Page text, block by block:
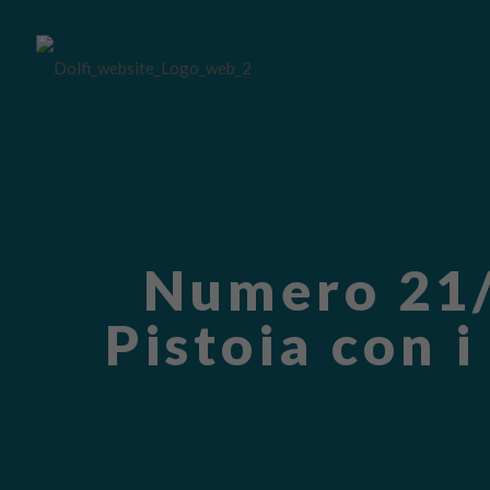
Numero
Pistoia con